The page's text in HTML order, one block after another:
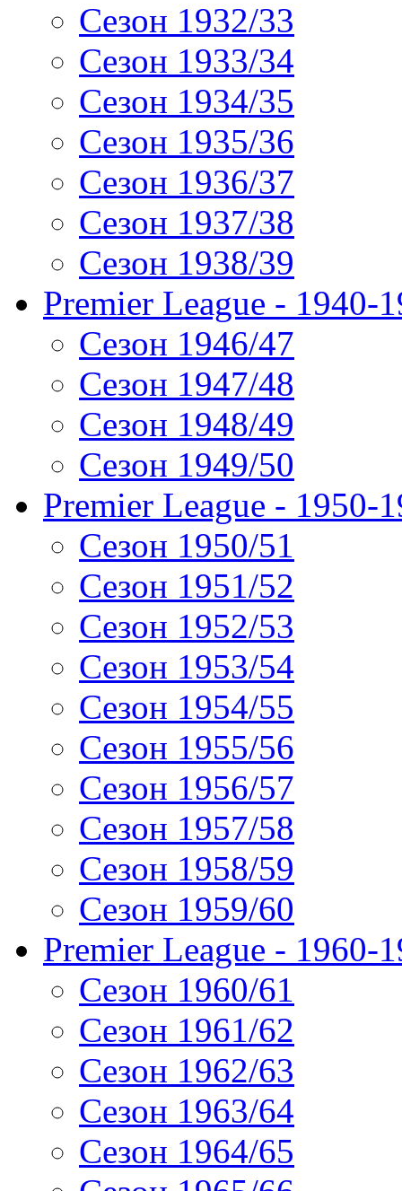
Сезон 1932/33
Сезон 1933/34
Сезон 1934/35
Сезон 1935/36
Сезон 1936/37
Сезон 1937/38
Сезон 1938/39
Premier League - 1940-
Сезон 1946/47
Сезон 1947/48
Сезон 1948/49
Сезон 1949/50
Premier League - 1950-
Сезон 1950/51
Сезон 1951/52
Сезон 1952/53
Сезон 1953/54
Сезон 1954/55
Сезон 1955/56
Сезон 1956/57
Сезон 1957/58
Сезон 1958/59
Сезон 1959/60
Premier League - 1960-
Сезон 1960/61
Сезон 1961/62
Сезон 1962/63
Сезон 1963/64
Сезон 1964/65